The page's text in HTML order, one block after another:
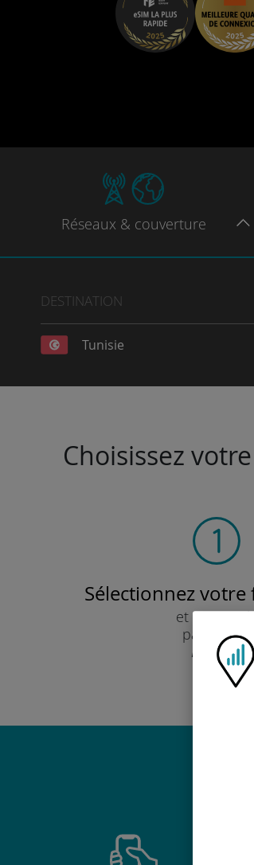
Ubigi
Réseaux & couverture
DESTINATION
Tunisie
Choisissez
Sélectionnez
et recevez-
par e-mail.
Rapide !